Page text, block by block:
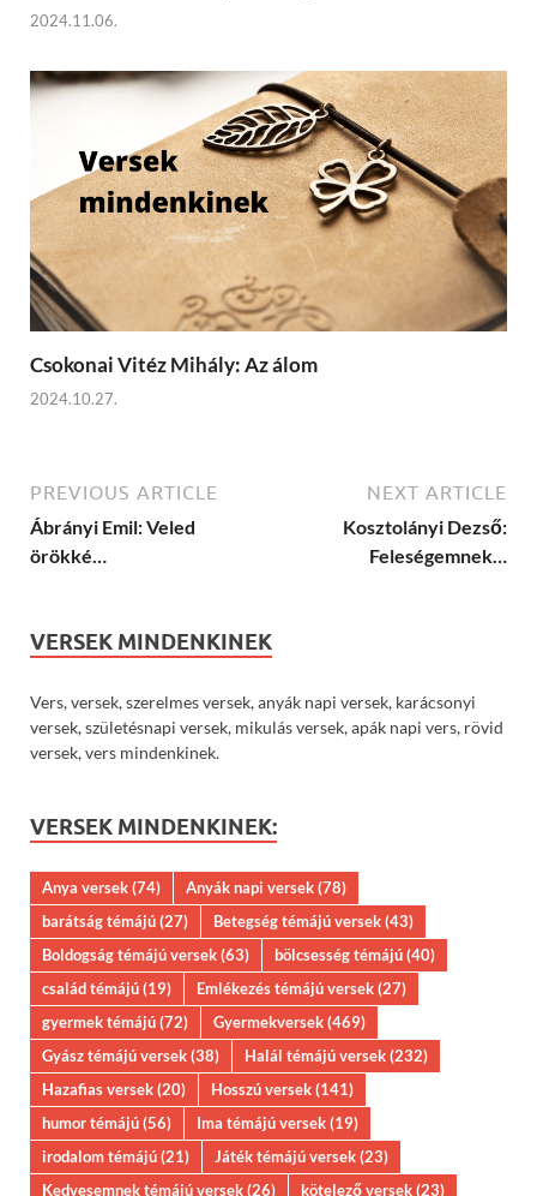
2024.11.06.
Csokonai Vitéz Mihály: Az álom
2024.10.27.
PREVIOUS ARTICLE
Ábrányi Emil: Veled
örökké…
NEXT ARTICLE
Kosztolányi Dezső:
Feleségemnek…
VERSEK MINDENKINEK
Vers, versek, szerelmes versek, anyák napi versek, karácsonyi
versek, születésnapi versek, mikulás versek, apák napi vers, rövid
versek, vers mindenkinek.
VERSEK MINDENKINEK:
Anya versek(74) Anyák napi versek(78)
barátság témájú(27) Betegség témájú versek(43)
Boldogság témájú versek(63) bölcsesség témájú(40)
család témájú(19) Emlékezés témájú versek(27)
gyermek témájú(72) Gyermekversek(469)
Gyász témájú versek(38) Halál témájú versek(232)
Hazafias versek(20) Hosszú versek(141)
humor témájú(56) Ima témájú versek(19)
irodalom témájú(21) Játék témájú versek(23)
Kedvesemnek témájú versek(26) kötelező versek(23)